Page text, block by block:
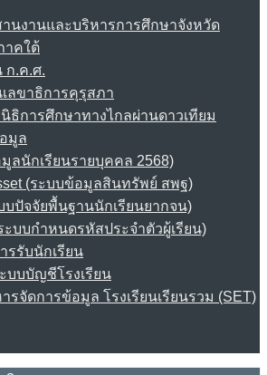
นงานและบริหารการศึกษาจังหวัด
าคใต้
ก.ค.ศ.
ลขาธิการคุรุสภา
ธิการศึกษาทางไกลผ่านดาวเทียม
มูล
มูลนักเรียนรายบุคคล 2568)
(ระบบข้อมูลสินทรัพย์ สพฐ)
บปัจจัยพื้นฐานนักเรียนยากจน)
ะบบกำหนดรหัสประจำตัวผู้เรียน)
รรับนักเรียน
บบบัญชีโรงเรียน
รจัดการข้อมูล โรงเรียนเรียนรวม (SET)